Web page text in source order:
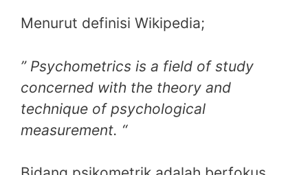
Menurut definisi Wikipedia;
” Psychometrics is a field of study
concerned with the theory and
technique of psychological
measurement. “